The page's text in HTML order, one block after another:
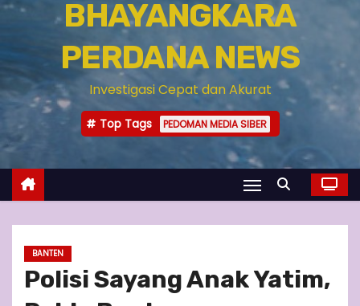
BHAYANGKARA
PERDANA NEWS
Investigasi Cepat dan Akurat
Top Tags PEDOMAN MEDIA SIBER
BANTEN
Polisi Sayang Anak Yatim,